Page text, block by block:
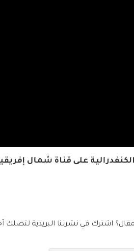
على قناة شمال
اشترك في نشرتنا البريدية لتصلك آخر